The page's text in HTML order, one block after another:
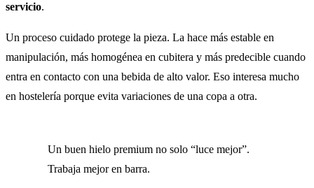
servicio.
Un proceso cuidado protege la pieza. La hace más estable en
manipulación, más homogénea en cubitera y más predecible cuando
entra en contacto con una bebida de alto valor. Eso interesa mucho
en hostelería porque evita variaciones de una copa a otra.
Un buen hielo premium no solo “luce mejor”.
Trabaja mejor en barra.